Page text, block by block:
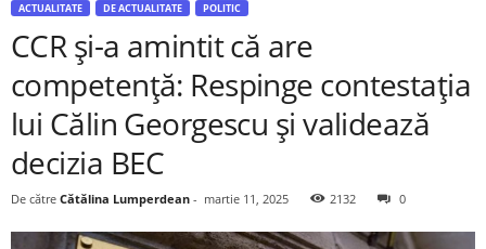
ACTUALITATE DE ACTUALITATE POLITIC
CCR și-a amintit că are
competență: Respinge contestația
lui Călin Georgescu și validează
decizia BEC
De către Cătălina Lumperdean - martie 11, 2025 2132 0